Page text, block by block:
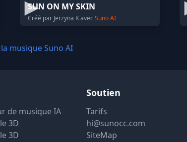
SUN ON MY SKIN
Créé par Jerzyna K avec Suno AI
musique Suno AI
de musique IA
3D
3D
Soutien
Tarifs
hi@sunocc.com
SiteMap